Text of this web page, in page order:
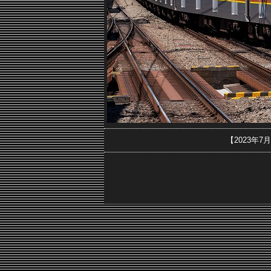
【2023年7